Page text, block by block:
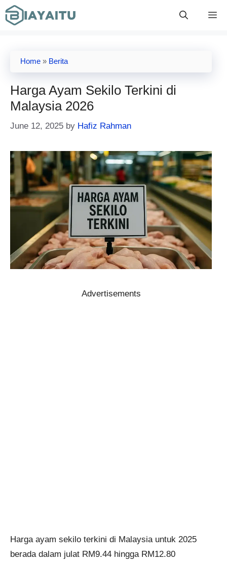
Skip
to
Home » Berita
Harga Ayam Sekilo Terkini di
Malaysia 2026
June 12, 2025 by Hafiz Rahman
Advertisements
Harga ayam sekilo terkini di Malaysia untuk 2025
berada dalam julat RM9.44 hingga RM12.80